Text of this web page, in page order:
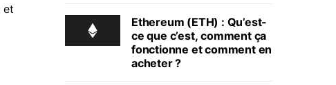
et
Ethereum (ETH) : Qu’est-
ce que c’est, comment ça
fonctionne et comment en
acheter ?